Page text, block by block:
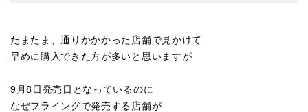
たまたま、通りかかかった店舗で見かけて
早めに購入できた方が多いと思いますが
9月8日発売日となっているのに
なぜフライングで発売する店舗が